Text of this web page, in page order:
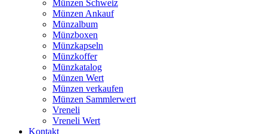
Münzen Schweiz
Münzen Ankauf
Münzalbum
Münzboxen
Münzkapseln
Münzkoffer
Münzkatalog
Münzen Wert
Münzen verkaufen
Münzen Sammlerwert
Vreneli
Vreneli Wert
Kontakt